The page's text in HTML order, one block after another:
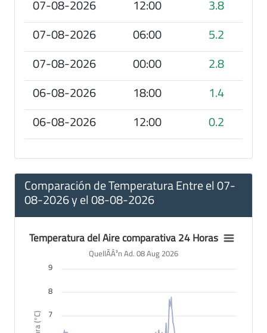
07-08-2026
12:00
3.8
07-08-2026
06:00
5.2
07-08-2026
00:00
2.8
06-08-2026
18:00
1.4
06-08-2026
12:00 0.2
Comparación de Temperatura Entre el 07-
08-2026 y el 08-08-2026
Line chart with 2 lines.
QuellÃÂ³n Ad. 08 Aug 2026
The chart has 1 Y axis displaying Temperatura (°C). Data
Temperatura del Aire comparativa 24 Horas
QuellÃÂ³n Ad. 08 Aug 2026
7
8
9